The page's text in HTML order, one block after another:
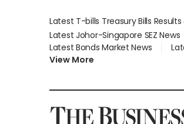
Latest T-bills Treasury Bills
Latest Johor-Singapore SEZ News
Latest Bonds Market News
View More